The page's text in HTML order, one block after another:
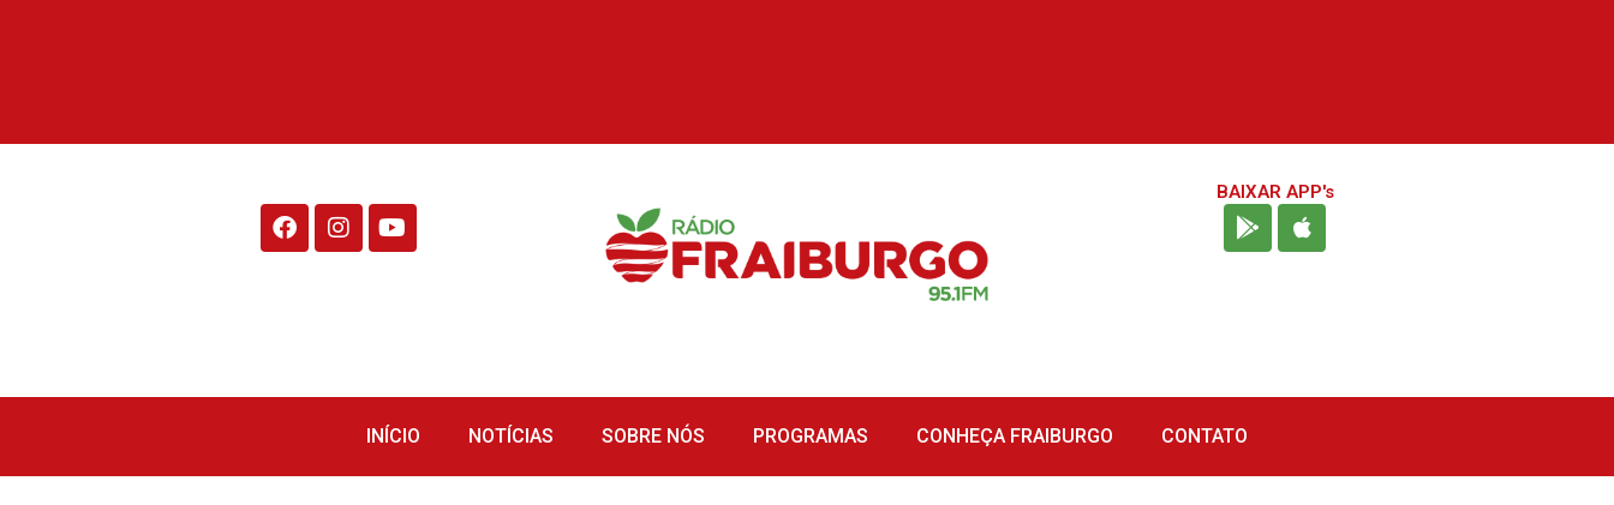
BAIXAR APP's
INÍCIO NOTÍCIAS SOBRE NÓS PROGRAMAS CONHEÇA FRAIBURGO CONTATO